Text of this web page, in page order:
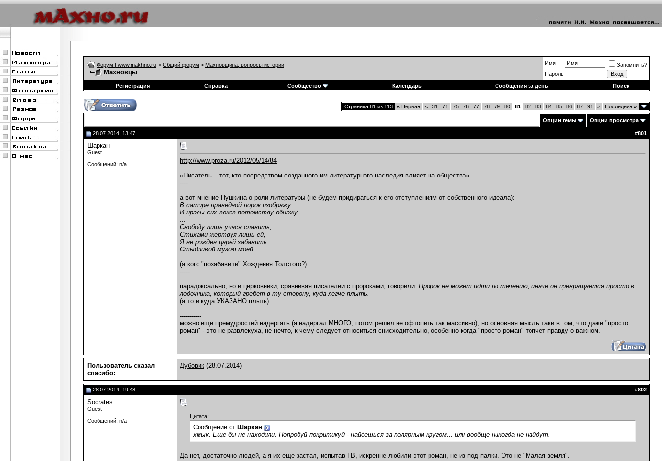
Форум | www.makhno.ru > Общий форум > Махновщина, вопросы истории
Махновцы
Имя
Запомнить?
Пароль
Регистрация
Справка Сообщество Календарь Сообщения за день Поиск
Страница 81 из 113 « Первая < 31 71 75 76 77 78 79 80 81 82 83 84 85 86 87 91 > Последняя »
Опции темы Опции просмотра
28.07.2014, 13:47 #801
Шаркан
Guest
Сообщений: n/a
http://www.proza.ru/2012/05/14/84
«Писатель – тот, кто посредством созданного им литературного наследия влияет на общество».
----
а вот мнение Пушкина о роли литературы (не будем придираться к его отступлениям от собственного идеала):
В сатире праведной порок изображу
И нравы сих веков потомству обнажу.
...
Свободу лишь учася славить,
Стихами жертвуя лишь ей,
Я не рожден царей забавить
Стыдливой музою моей.
(а кого "позабавили" Хождения Толстого?)
-----
парадоксально, но и церковники, сравнивая писателей с пророками, говорили: Пророк не может идти по течению, иначе он превращается просто в
лодочника, который гребет в ту сторону, куда легче плыть.
(а то и куда УКАЗАНО плыть)
-----------
можно еще премудростей надергать (я надергал МНОГО, потом решил не офтопить так массивно), но основная мысль таки в том, что даже "просто
роман" - это не развлекуха, не нечто, к чему следует относиться снисходительно, особенно когда "просто роман" топчет правду о важном.
Пользователь сказал
cпасибо:
Дубовик (28.07.2014)
28.07.2014, 19:48 #802
Socrates
Guest
Сообщений: n/a
Цитата:
Сообщение от Шаркан
хмык. Еще бы не находили. Попробуй покритикуй - найдешься за полярным кругом... или вообще никогда не найдут.
Да нет, достаточно людей, а я их еще застал, испытав ГВ, искренне любили этот роман, не из под палки. Это не "Малая земля".